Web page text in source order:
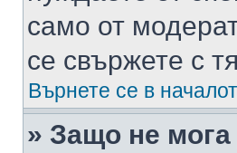
само от
се свържете с
Върнете се в
» Защо не